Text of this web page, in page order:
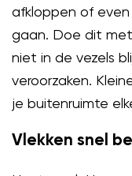
afkloppen of
gaan. Doe dit
niet in de vezels
veroorzaken.
je buitenruimte
Vlekken snel